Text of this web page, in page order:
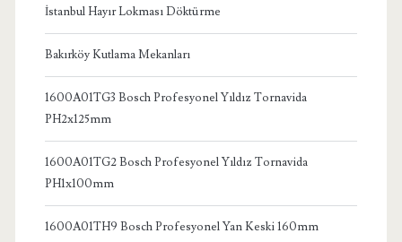
İstanbul Hayır Lokması Döktürme
Bakırköy Kutlama Mekanları
1600A01TG3 Bosch Profesyonel Yıldız Tornavida
PH2x125mm
1600A01TG2 Bosch Profesyonel Yıldız Tornavida
PH1x100mm
1600A01TH9 Bosch Profesyonel Yan Keski 160mm